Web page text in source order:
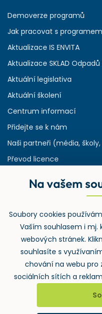
Demoverze programů
Jak pracovat s programem
Aktualizace IS ENVITA
Aktualizace SKLAD Odpadů
Aktuální legislativa
Aktuální školení
Centrum informací
Přidejte se k nám
Naši partneři (média, školy,
Převod licence
Rejstřík používaných
Zpětný odběr
Wolters Kluwer ČR,
Na vašem
Soubory cookies
Vaším souhlasem i mj.
webových stránek.
souhlasíte s
chování na webu pro
sociálních sítích a